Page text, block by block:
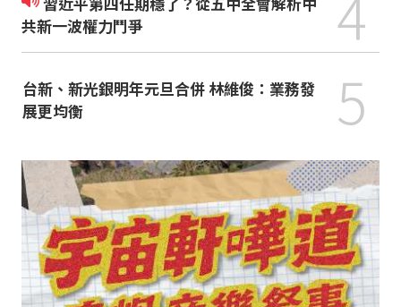
共新一波權力鬥爭
台新、新光銀明年元旦合併 林維俊：業務發
展更均衡
5